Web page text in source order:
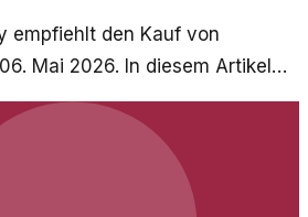
empfiehlt den Kauf von
Mai 2026. In diesem Artikel
und Auswirkungen